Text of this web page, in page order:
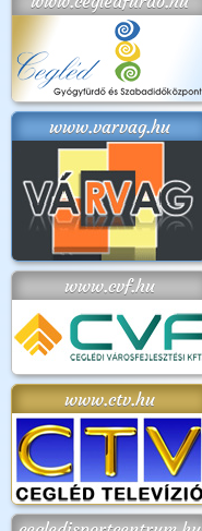
www.varvag.hu
www.cvf.hu
www.ctv.hu